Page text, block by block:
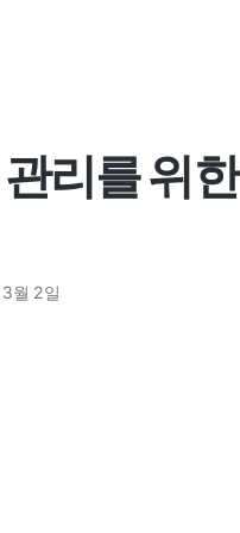
리를 위한
월 2일